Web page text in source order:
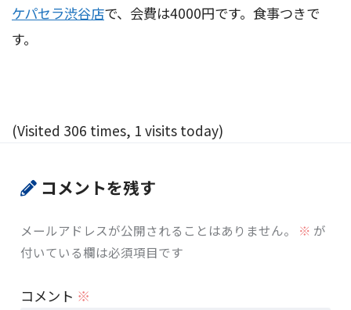
ケパセラ渋谷店で、会費は4000円です。食事つきで
す。
(Visited 306 times, 1 visits today)
コメントを残す
メールアドレスが公開されることはありません。 ※ が
付いている欄は必須項目です
コメント ※